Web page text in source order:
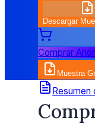
Descargar
Comprar
Muestra
Detalles de
Resumen